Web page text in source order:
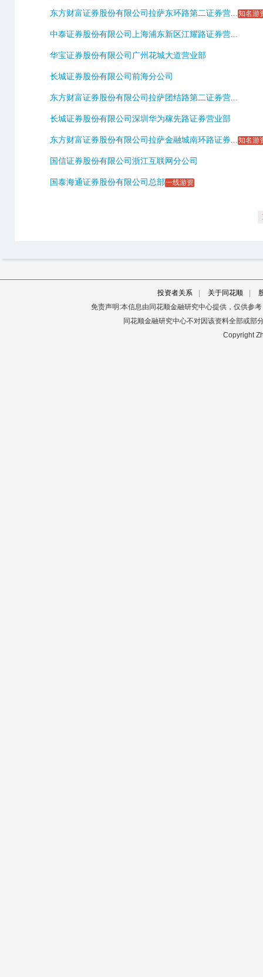
东方财富证券股份有限公司拉萨东环路第二证券营...知名游
中泰证券股份有限公司上海浦东新区江耀路证券营...
华宝证券股份有限公司广州花城大道营业部
长城证券股份有限公司前海分公司
东方财富证券股份有限公司拉萨团结路第二证券营...
长城证券股份有限公司深圳华为稼先路证券营业部
东方财富证券股份有限公司拉萨金融城南环路证券...知名游
国信证券股份有限公司浙江互联网分公司
国泰海通证券股份有限公司总部一线游资
投资者关系 关于同花顺
免责声明:本信息由同花顺金融研究中心提供，仅供参
同花顺金融研究中心不对因该资料全部或部
Copyright